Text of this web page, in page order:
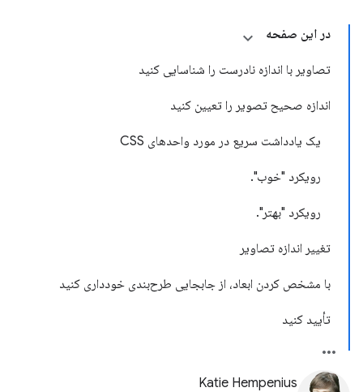
در این صفحه
تصاویر با اندازه نادرست را شناسایی کنید
اندازه صحیح تصویر را تعیین کنید
یک یادداشت سریع در مورد واحدهای CSS
رویکرد "خوب".
رویکرد "بهتر".
تغییر اندازه تصاویر
با مشخص کردن ابعاد، از جابجایی طرح‌بندی خودداری کنید
تأیید کنید
Katie Hempenius